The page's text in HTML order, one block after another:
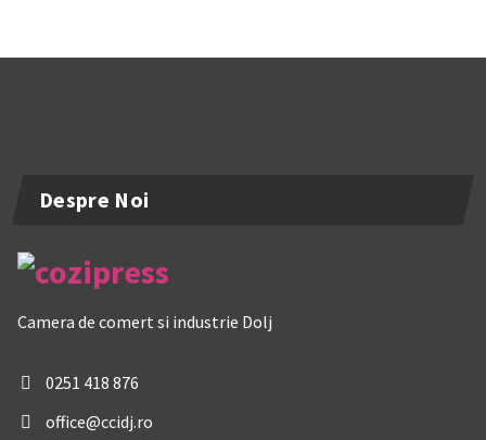
Despre Noi
Camera de comert si industrie Dolj
0251 418 876
office@ccidj.ro